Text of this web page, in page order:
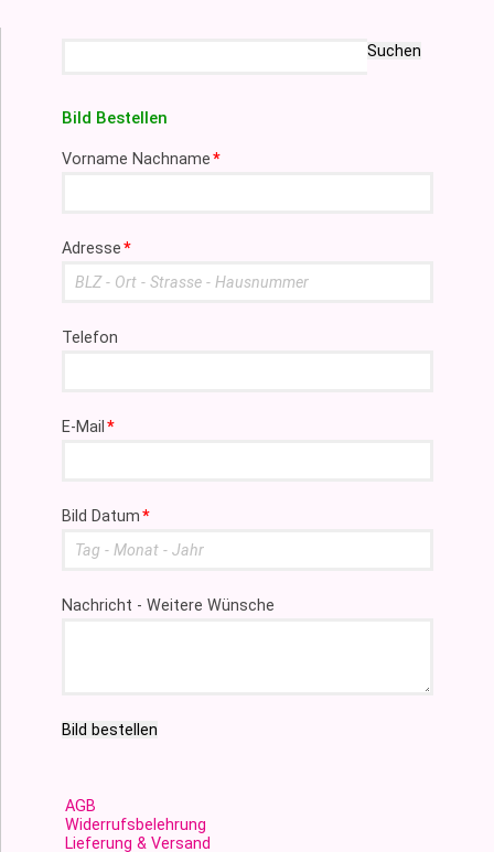
Suchen
Bild Bestellen
Pflichtfeld
Vorname Nachname*
Pflichtfeld
Adresse*
Telefon
Pflichtfeld
E-Mail*
Pflichtfeld
Bild Datum*
Nachricht - Weitere Wünsche
Bild bestellen
AGB
Widerrufsbelehrung
Lieferung & Versand